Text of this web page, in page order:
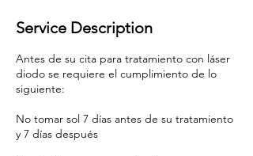
Service Description
Antes de su cita para tratamiento con láser
diodo se requiere el cumplimiento de lo
siguiente:
No tomar sol 7 días antes de su tratamiento
y 7 días después